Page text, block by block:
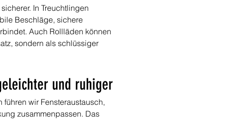
In Treuchtlingen
Beschläge, sichere
Auch Rollläden können
sondern als schlüssiger
und ruhiger
wir Fensteraustausch,
zusammenpassen. Das